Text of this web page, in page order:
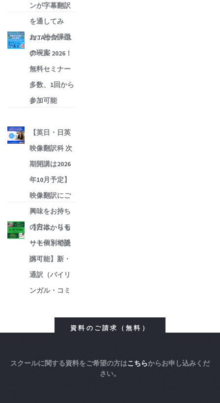
ンが字幕翻訳
を通してみ
た、社会課題
の現実
JVTAサマース
クール 2026！
無料セミナー
多数、1回から
参加可能
【英日・日英
映像翻訳科 次
期開講は2026
年10月予定】
映像翻訳にご
興味をお持ち
の方は、リモ
ート個別相談
へ！
【日本からも
リモートで受
講可能】新・
通訳（バイリ
ンガル・コミ
モート個別相
資料のご請求（無料）
スクールに関する資料をご希望の方はこちらからお申し込みくだ
さい。